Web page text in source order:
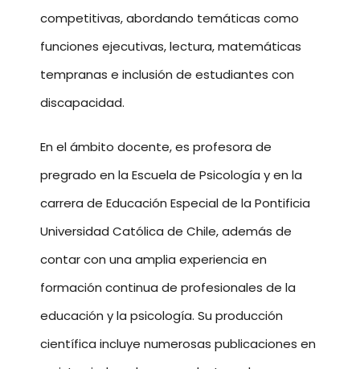
competitivas, abordando temáticas como
funciones ejecutivas, lectura, matemáticas
tempranas e inclusión de estudiantes con
discapacidad.
En el ámbito docente, es profesora de
pregrado en la Escuela de Psicología y en la
carrera de Educación Especial de la Pontificia
Universidad Católica de Chile, además de
contar con una amplia experiencia en
formación continua de profesionales de la
educación y la psicología. Su producción
científica incluye numerosas publicaciones en